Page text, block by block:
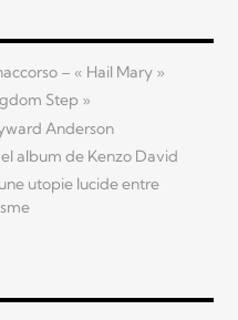
– « Hail Mary »
Step »
Anderson
album de Kenzo David
utopie lucide entre